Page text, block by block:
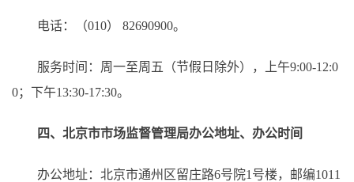
电话：（010） 82690900。
服务时间：周一至周五（节假日除外），上午9:00-12:0
0；下午13:30-17:30。
四、北京市市场监督管理局办公地址、办公时间
办公地址：北京市通州区留庄路6号院1号楼，邮编1011